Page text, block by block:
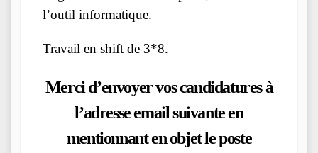
l’outil informatique.
Travail en shift de 3*8.
Merci d’envoyer vos candidatures à
l’adresse email suivante en
mentionnant en objet le poste